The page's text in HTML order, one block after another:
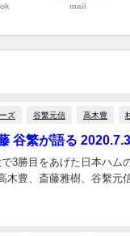
mail
ズ 谷繁元信 高木豊
谷繁が語る
3勝目をあげた日本ハム
豊、斎藤雅樹、谷繫元